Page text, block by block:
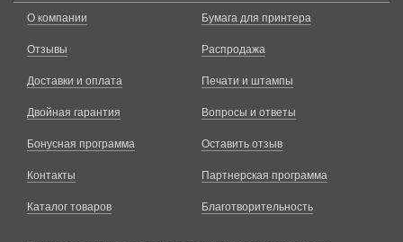
О компании
Отзывы
Доставки и оплата
Двойная гарантия
Бонусная программа
Контакты
Каталог товаров
Бумага для принтера
Распродажа
Печати и штампы
Вопросы и ответы
Оставить отзыв
Партнерская программа
Благотворительность